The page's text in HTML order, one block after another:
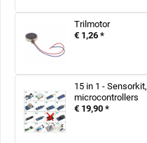
Trilmotor
€ 1,26 *
15 in 1 -
microcontrollers
€ 19,90 *